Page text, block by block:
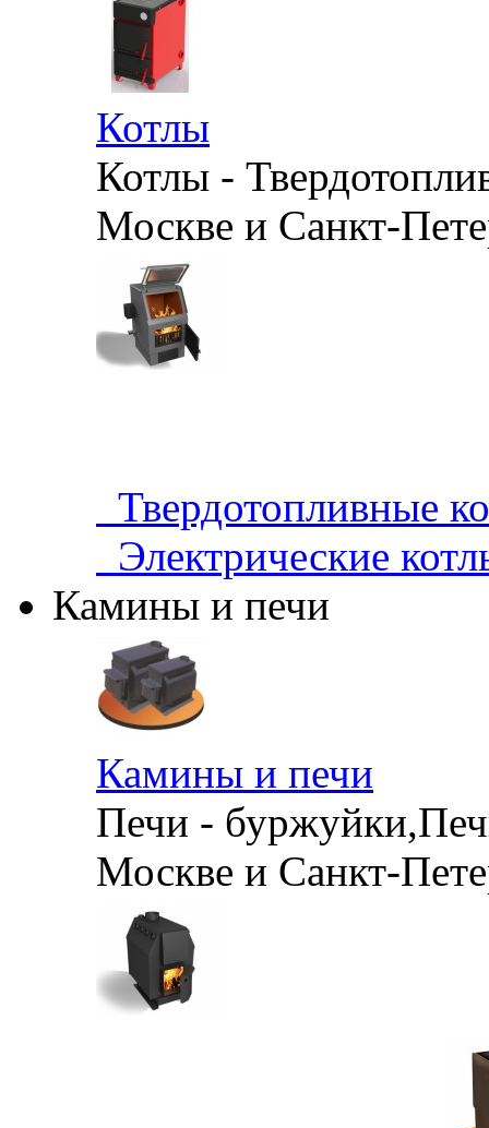
Котлы
Котлы -
Москве и Санкт-
Твердотопливные
Электрические
Камины и печи
Камины и печи
Печи -
Москве и Санкт-